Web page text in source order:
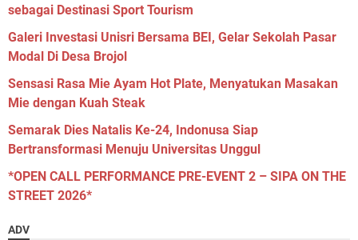
sebagai Destinasi Sport Tourism
Galeri Investasi Unisri Bersama BEI, Gelar Sekolah Pasar
Modal Di Desa Brojol
Sensasi Rasa Mie Ayam Hot Plate, Menyatukan Masakan
Mie dengan Kuah Steak
Semarak Dies Natalis Ke-24, Indonusa Siap
Bertransformasi Menuju Universitas Unggul
*OPEN CALL PERFORMANCE PRE-EVENT 2 – SIPA ON THE
STREET 2026*
ADV